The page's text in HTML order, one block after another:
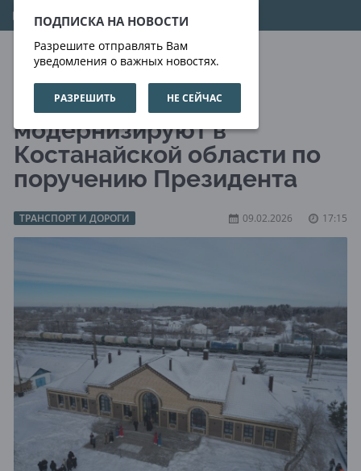
ПОДПИСКА НА НОВОСТИ
Разрешите отправлять Вам
уведомления о важных новостях.
РАЗРЕШИТЬ НЕ СЕЙЧАС
07.08.2026 01:36:39
Шесть вокзалов
модернизируют в
Костанайской области по
поручению Президента
ТРАНСПОРТ И ДОРОГИ 09.02.2026 17:15